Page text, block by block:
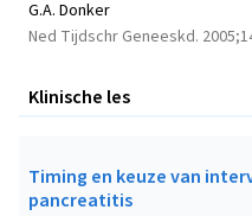
Ned Tijdschr Geneeskd.
G.A. Donker
Klinische les
Timing en keuze van
pancreatitis